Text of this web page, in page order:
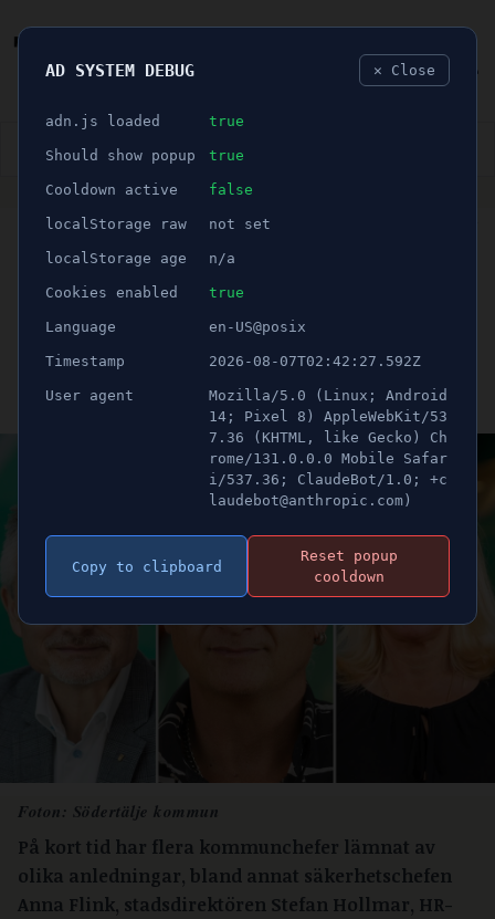
👮🏻‍♂️ BLÅLJUS ÅSIKTER SPORT
ANNONS
LISTA: Här är cheferna
som lämnat Södertälje
kommun
Publicerad 7 september 2023 16:42
Foton: Södertälje kommun
På kort tid har flera kommunchefer lämnat av
olika anledningar, bland annat säkerhetschefen
Anna Flink, stadsdirektören Stefan Hollmar, HR-
AD SYSTEM DEBUG ✕ Close
adn.js loaded true
Should show popup true
Cooldown active false
localStorage raw not set
localStorage age n/a
Cookies enabled true
Language en-US@posix
Timestamp 2026-08-07T02:42:27.592Z
User agent
Mozilla/5.0 (Linux; Android
14; Pixel 8) AppleWebKit/53
7.36 (KHTML, like Gecko) Ch
rome/131.0.0.0 Mobile Safar
i/537.36; ClaudeBot/1.0; +c
laudebot@anthropic.com)
Copy to clipboard
Reset popup
cooldown